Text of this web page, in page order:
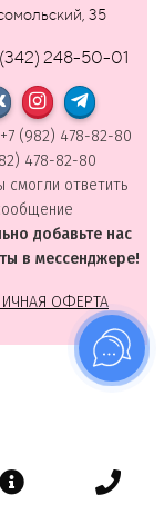
35
248-50-01
(982) 478-82-80
478-82-80
смогли ответить
добавьте нас
в мессенджере!
ОФЕРТА